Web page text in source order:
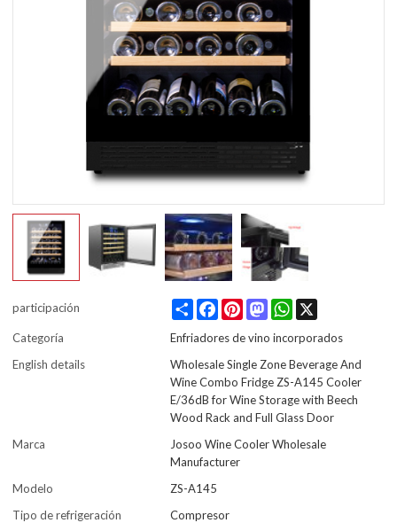
participación Share FacebookPinterestMastodonWhatsApp
Categoría
Enfriadores de vino incorporados
English details
Wholesale Single Zone Beverage And
Wine Combo Fridge ZS-A145 Cooler
E/36dB for Wine Storage with Beech
Wood Rack and Full Glass Door
Marca
Josoo Wine Cooler Wholesale
Manufacturer
Modelo
ZS-A145
Tipo de refrigeración
Compresor